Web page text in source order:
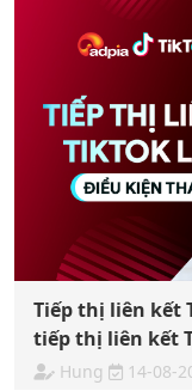
Tiếp thị liên kết
tiếp thị liên kết
Hung 14-08-